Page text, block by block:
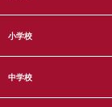
小学校
中学校